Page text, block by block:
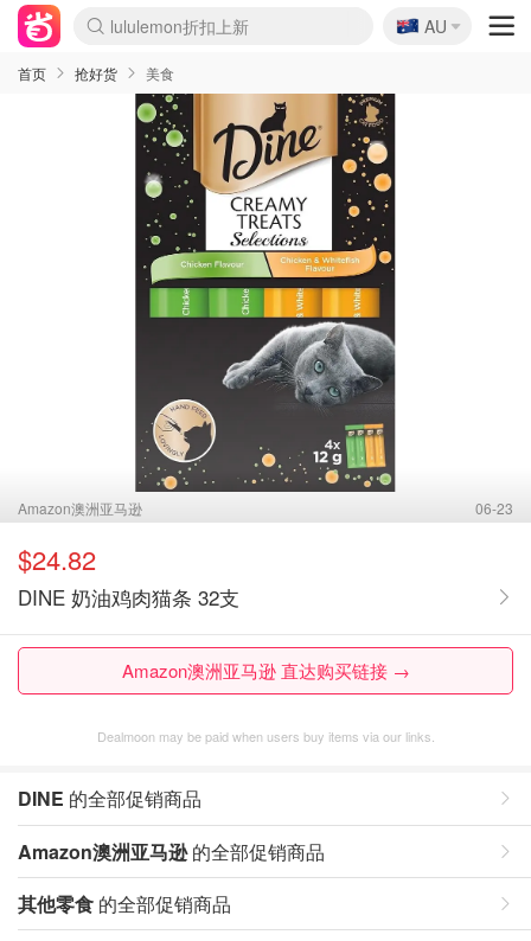
lululemon折扣上新
Sasa美妆护肤3.5折
SSENSE年中2.5折
FreshBeauty好价汇总
Cettire降价+叠9折
WWS Coles超市实拍
viagogo二手票捡漏
Myer超级周末
The Outnet奢牌1折起
David Jones 3折起
Flannels大牌1折
Perfumes Club护肤1折
AMIRO面罩$251
Amazon折扣汇总
eToro入金$200送$50
Amazon数码好物
ICONIC本周7.5折
ThedoubleF高奢地板价
Moose Knuckles 6折
丝芙兰5折起
EUFY摄像头$98
Selenichast首饰2折
Trip机票酒店促销
YSL送5件彩妆礼
Amazon家居好物
Amazon美妆护肤
雅漾大喷$8
过敏原检测盒$33
伊索独家赠50ml沐浴露
科颜氏高保湿面霜$29
SEALIFE海洋馆门票6折
丝塔芙大白罐$16
订阅Newsletter送香薰
Cult Beauty 6.8折
Harrods圣诞日历$525
LN-CC奢牌私促3折
d'Alba空姐喷雾$16
EVE LOM套装£56
Bernardelli独家4折
Adore Beauty 6折起
CT圣诞日历
Mytheresa奢品2.7折
Luxury Escapes 9折
Currentbody美容仪$881
MOON Garden Live
Roborock扫地机$649
Tingo Life水杯$24
Valentino官网5折
CR洗护套装$23
修丽可4件套$159
Myer彩妆2件7折
GANNI官网4.5折
Stylevana韩妆4折
Tessabit高奢8.5折
OGX洗发水$11
Amazon阿德莱德次日达
卡诗8.5折+赠礼
Philips Hue灯具8折
🇦🇺
AU
首页 抢好货 美食
Amazon澳洲亚马逊 06-23
$24.82
DINE 奶油鸡肉猫条 32支
Amazon澳洲亚马逊 直达购买链接 →
Dealmoon may be paid when users buy items via our links.
DINE 的全部促销商品
Amazon澳洲亚马逊的全部促销商品
其他零食 的全部促销商品